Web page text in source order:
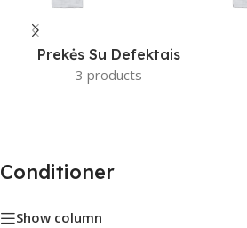
Prekės Su Defektais
3 products
Conditioner
Show column